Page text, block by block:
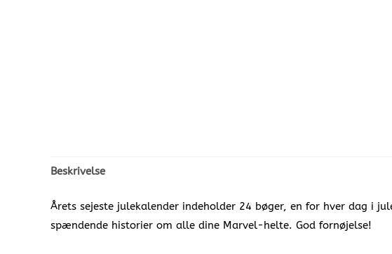
Beskrivelse
Årets sejeste julekalender indeholder 24 bøger, en for hver dag i
spændende historier om alle dine Marvel-helte. God fornøjelse!